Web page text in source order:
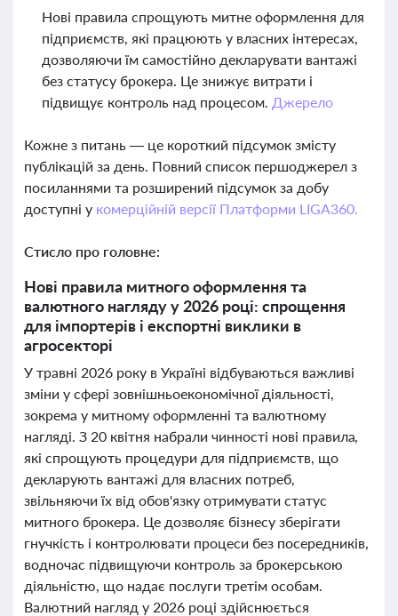
Нові правила спрощують митне оформлення для
підприємств, які працюють у власних інтересах,
дозволяючи їм самостійно декларувати вантажі
без статусу брокера. Це знижує витрати і
підвищує контроль над процесом. Джерело
Кожне з питань — це короткий підсумок змісту
публікацій за день. Повний список першоджерел з
посиланнями та розширений підсумок за добу
доступні у комерційній версії Платформи LIGA360.
Стисло про головне:
Нові правила митного оформлення та
валютного нагляду у 2026 році: спрощення
для імпортерів і експортні виклики в
агросекторі
У травні 2026 року в Україні відбуваються важливі
зміни у сфері зовнішньоекономічної діяльності,
зокрема у митному оформленні та валютному
нагляді. З 20 квітня набрали чинності нові правила,
які спрощують процедури для підприємств, що
декларують вантажі для власних потреб,
звільняючи їх від обов'язку отримувати статус
митного брокера. Це дозволяє бізнесу зберігати
гнучкість і контролювати процеси без посередників,
водночас підвищуючи контроль за брокерською
діяльністю, що надає послуги третім особам.
Валютний нагляд у 2026 році здійснюється